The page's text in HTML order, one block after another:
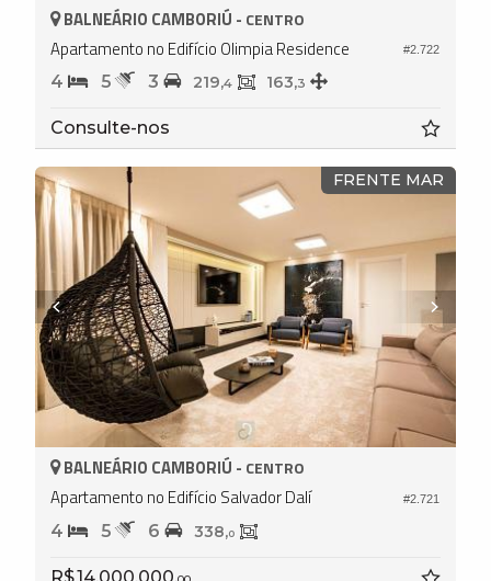
#2.722
BALNEÁRIO CAMBORIÚ - CENTRO
Apartamento no Edifício Olimpia Residence
4 5 3 219,4 163,3
Consulte-nos
FRENTE MAR
#2.721
BALNEÁRIO CAMBORIÚ - CENTRO
Apartamento no Edifício Salvador Dalí
4 5 6 338,0
R$ 14.000.000,